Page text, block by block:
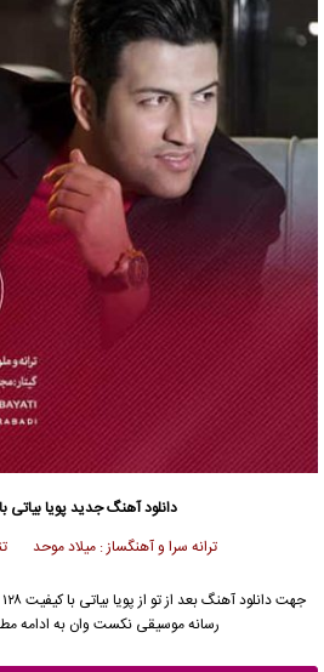
دانلود آهنگ جدیدپویا بیاتی
ترانه سرا و آهنگساز : میلاد موحد
جهت دانلود آهنگ بعد از تو از پویا بیاتی
رسانه موسیقی نکست وان به ادامه